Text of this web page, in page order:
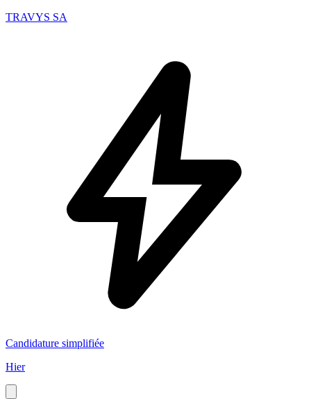
TRAVYS SA
Candidature simplifiée
Hier